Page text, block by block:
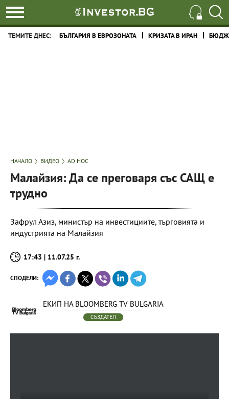
ТЕМИТЕ ДНЕС: БЪЛГАРИЯ В ЕВРОЗОНАТА КРИЗАТА В ИРАН
НАЧАЛО ВИДЕО AD HOC
Малайзия: Да се преговаря със САЩ е
трудно
Зафрул Азиз, министър на инвестициите, търговията и
индустрията на Малайзия
17:43 | 11.07.25 г.
СПОДЕЛИ:
ЕКИП НА BLOOMBERG TV BULGARIA
СЪЗДАТЕЛ